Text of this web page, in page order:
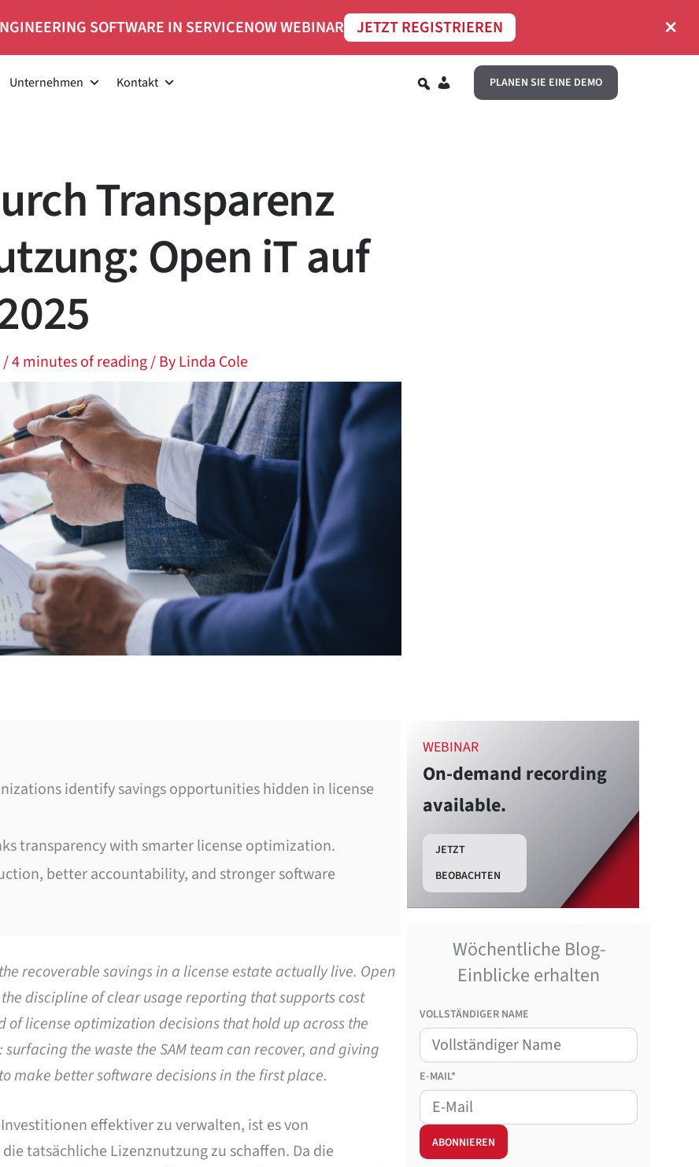
SOFTWARE IN SERVICENOW WEBINAR JETZT REGISTRIEREN ×
Unternehmen Kontakt PLANEN SIE EINE DEMO
Transparenz
Open iT auf
/4 minutes of reading/ ByLinda Cole
identify savings opportunities hidden in license
transparency with smarter license optimization.
better accountability, and stronger software
recoverable savings in a license estate actually live. Open
discipline of clear usage reporting that supports cost
license optimization decisions that hold up across the
the waste the SAM team can recover, and giving
make better software decisions in the first place.
effektiver zu verwalten, ist es von
tatsächliche Lizenznutzung zu schaffen. Da die
WEBINAR
On-demand recording
available.
JETZT
BEOBACHTEN
Wöchentliche Blog-
Einblicke erhalten
VOLLSTÄNDIGER NAME
E-MAIL*